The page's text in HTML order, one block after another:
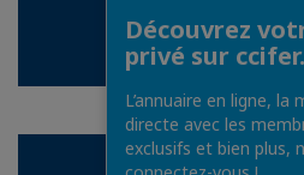
Découvrez
privé sur
L’annuaire en ligne, la
directe avec les
exclusifs et bien plus,